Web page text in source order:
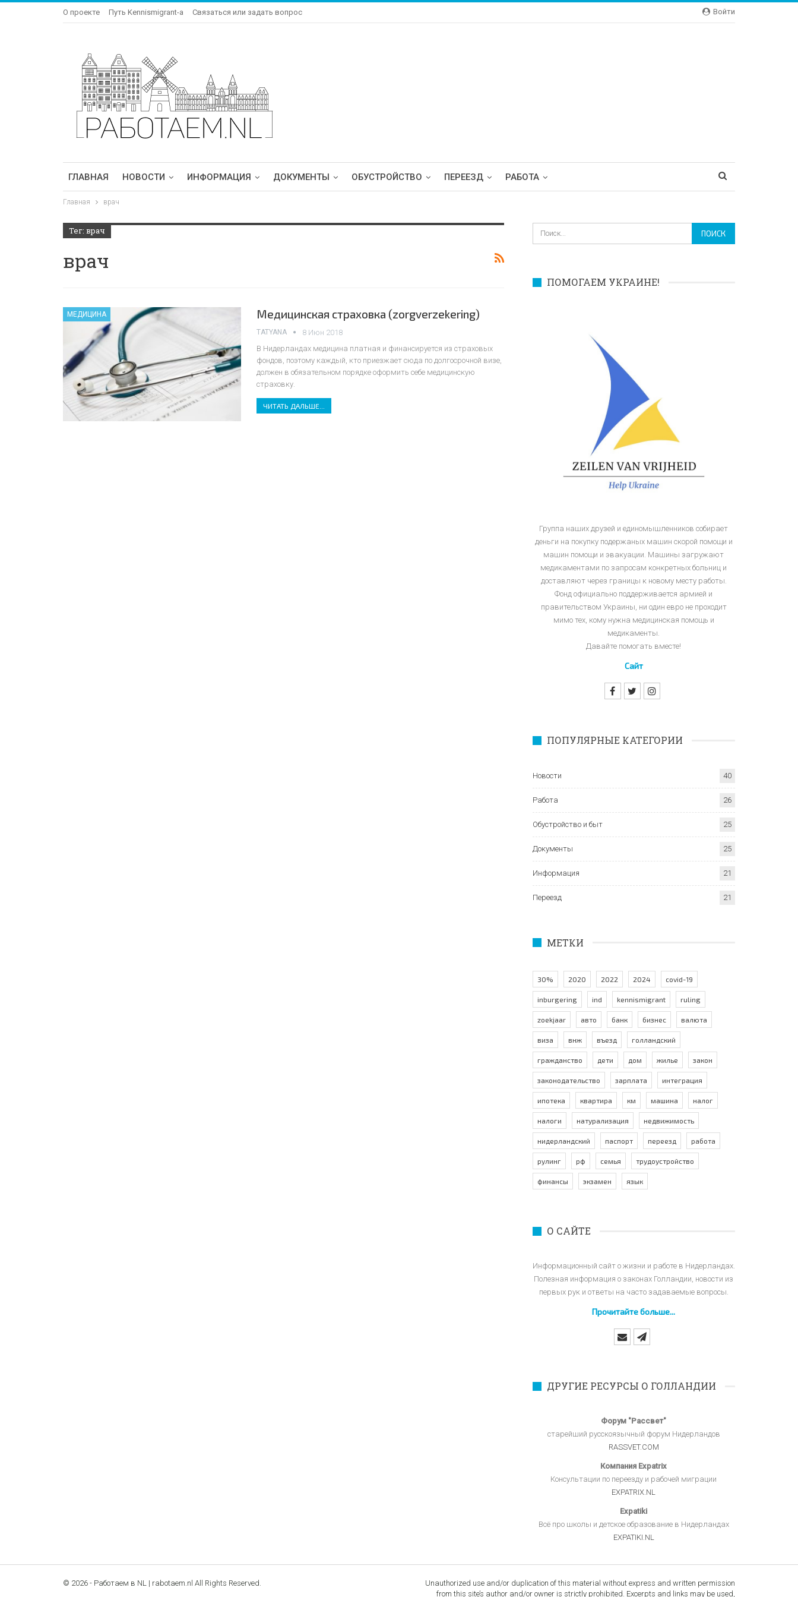
Войти
О проекте Путь Kennismigrant-a Связаться или задать вопрос
ГЛАВНАЯ НОВОСТИ ИНФОРМАЦИЯ ДОКУМЕНТЫ ОБУСТРОЙСТВО ПЕРЕЕЗД РАБОТА
Главная врач
Тег: врач
врач
МЕДИЦИНА Медицинская страховка (zorgverzekering)
TATYANA
8 Июн 2018
В Нидерландах медицина платная и финансируется из страховых
фондов, поэтому каждый, кто приезжает сюда по долгосрочной визе,
должен в обязательном порядке оформить себе медицинскую
страховку.
ЧИТАТЬ ДАЛЬШЕ...
ПОМОГАЕМ УКРАИНЕ!
Группа наших друзей и единомышленников собирает
деньги на покупку подержаных машин скорой помощи и
машин помощи и эвакуации. Машины загружают
медикаментами по запросам конкретных больниц и
доставляют через границы к новому месту работы.
Фонд официально поддерживается армией и
правительством Украины, ни один евро не проходит
мимо тех, кому нужна медицинская помощь и
медикаменты.
Давайте помогать вместе!
Сайт
ПОПУЛЯРНЫЕ КАТЕГОРИИ
Новости 40
Работа 26
Обустройство и быт 25
Документы 25
Информация 21
Переезд 21
МЕТКИ
30% 2020 2022 2024 covid-19
inburgering ind kennismigrant ruling
zoekjaar авто банк бизнес валюта
виза внж въезд голландский
гражданство дети дом жилье закон
законодательство зарплата интеграция
ипотека квартира км машина налог
налоги натурализация недвижимость
нидерландский паспорт переезд работа
рулинг рф семья трудоустройство
финансы экзамен язык
О САЙТЕ
Информационный сайт о жизни и работе в Нидерландах.
Полезная информация о законах Голландии, новости из
первых рук и ответы на часто задаваемые вопросы.
Прочитайте больше...
ДРУГИЕ РЕСУРСЫ О ГОЛЛАНДИИ
Форум "Рассвет"
старейший русскоязычный форум Нидерландов
RASSVET.COM
Компания Expatrix
Консультации по переезду и рабочей миграции
EXPATRIX.NL
Expatiki
Всё про школы и детское образование в Нидерландах
EXPATIKI.NL
© 2026 - Работаем в NL | rabotaem.nl All Rights Reserved.
Unauthorized use and/or duplication of this material without express and written permission
from this site’s author and/or owner is strictly prohibited. Excerpts and links may be used,